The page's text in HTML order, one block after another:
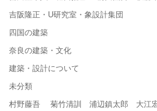
吉阪隆正・U研究室・象設計集団
四国の建築
奈良の建築・文化
建築・設計について
未分類
村野藤吾 菊竹清訓 浦辺鎮太郎 大江